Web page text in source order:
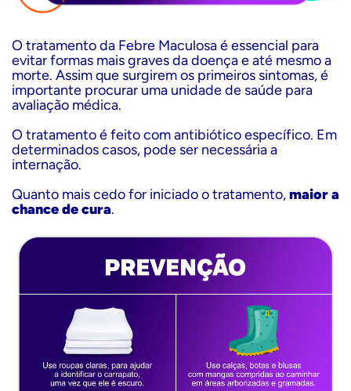
O tratamento da Febre Maculosa é essencial para
evitar formas mais graves da doença e até mesmo a
morte. Assim que surgirem os primeiros sintomas, é
importante procurar uma unidade de saúde para
avaliação médica.
O tratamento é feito com antibiótico específico. Em
determinados casos, pode ser necessária a
internação.
Quanto mais cedo for iniciado o tratamento,maior a
chance de cura.